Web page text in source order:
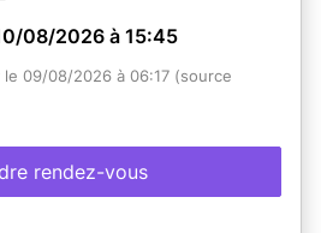
au dépôt du dossier et à la
titre.
mineurs est obligatoire et ils
de leur représentant
de la Carte Nationale
et du Passeport pour les mineurs
08/2026 à 15:45
09/08/2026 à 06:17 (source
rendez-vous